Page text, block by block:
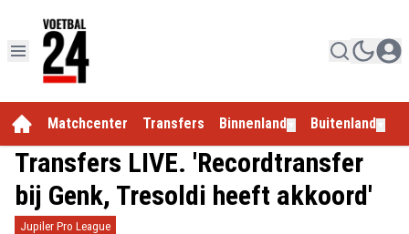
Matchcenter Transfers Binnenland Buitenland
Transfers LIVE. 'Recordtransfer
bij Genk, Tresoldi heeft akkoord'
Jupiler Pro League